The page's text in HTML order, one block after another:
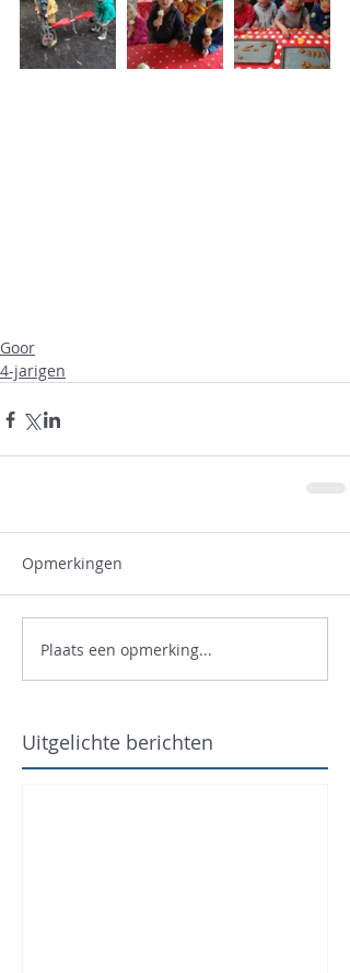
Goor
4-jarigen
Opmerkingen
Plaats een opmerking...
Uitgelichte berichten